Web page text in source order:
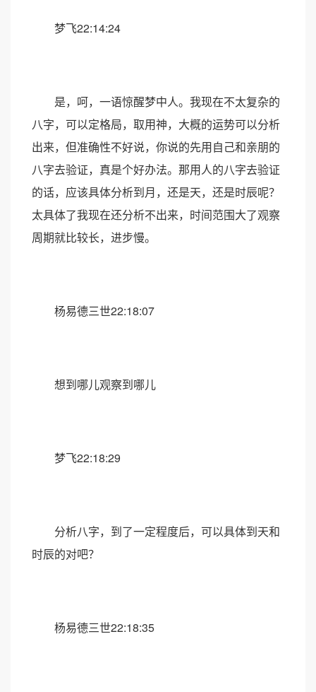
梦飞22:14:24
是，呵，一语惊醒梦中人。我现在不太复杂的
八字，可以定格局，取用神，大概的运势可以分析
出来，但准确性不好说，你说的先用自己和亲朋的
八字去验证，真是个好办法。那用人的八字去验证
的话，应该具体分析到月，还是天，还是时辰呢？
太具体了我现在还分析不出来，时间范围大了观察
周期就比较长，进步慢。
杨易德三世22:18:07
想到哪儿观察到哪儿
梦飞22:18:29
分析八字，到了一定程度后，可以具体到天和
时辰的对吧？
杨易德三世22:18:35